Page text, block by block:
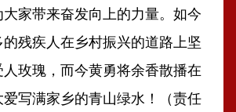
家带来奋发向上的力量。如今
残疾人在乡村振兴的道路上坚
玫瑰，而今黄勇将余香散播在
写满家乡的青山绿水！（责任